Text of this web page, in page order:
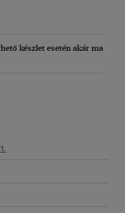
készlet esetén akár ma